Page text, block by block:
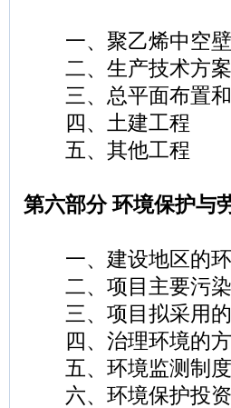
一、聚乙烯中空壁
二、生产技术方案
三、总平面布置和
四、土建工程
五、其他工程
第六部分 环境保护与
一、建设地区的环
二、项目主要污染
三、项目拟采用的
四、治理环境的
五、环境监测制度
六、环境保护投资